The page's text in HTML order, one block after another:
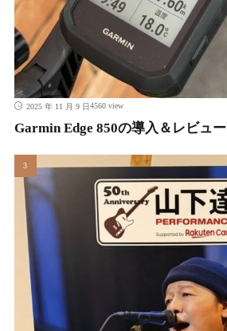
2025 年 11 月 9 日4560 view
Garmin Edge 850の導入＆レビュー